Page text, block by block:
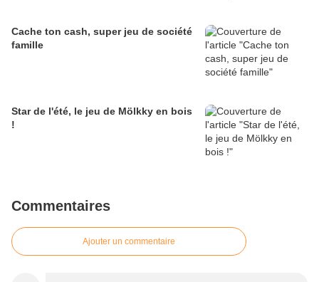
Cache ton cash, super jeu de société
famille
Star de l'été, le jeu de Mölkky en bois
!
Commentaires
Ajouter un commentaire